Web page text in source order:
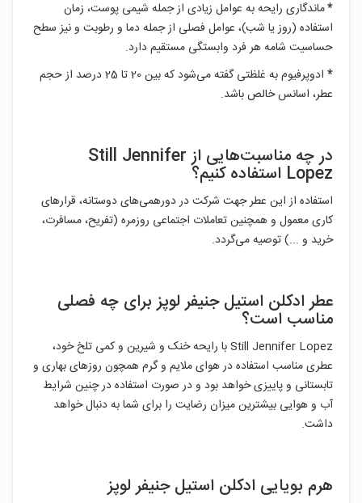
*ماندگاری رایحه به عوامل زیادی از جمله شیمی پوست، زمان
استفاده (روز یا شب)، عوامل فصلی از جمله دما و رطوبت و نیز سطح
حساسیت شامه هر فرد وابستگی مستقیم دارد.
*
ادوپرفیوم به غلظتی گفته می‌شود که بین 20 تا 25 درصد از حجم
عطر، اسانس خالص باشد.
در چه مناسبت‌هایی از Still Jennifer
Lopez استفاده کنیم؟
استفاده از این عطر جهت شرکت در دورهمی‌های دوستانه، قرارهای
کاری معمول و همچنین تعاملات اجتماعی روزمره (تفریح، مسافرت،
خرید و ...) توصیه می‌گردد.
عطر ادکلن استیل جنیفر لوپز برای چه فصلی
مناسب است؟
Still Jennifer Lopez با رایحه خنک و شیرین و کمی تلخ خود،
عطری مناسب استفاده در هوای ملایم و گرم همچون روزهای بهاری و
تابستانی و پاییزی خواهد بود و در صورت استفاده در چنین شرایط
آب و هوایی بیشترین میزان رضایت را برای شما به دنبال خواهد
داشت.
هرم بویایی ادکلن استیل جنیفر لوپز